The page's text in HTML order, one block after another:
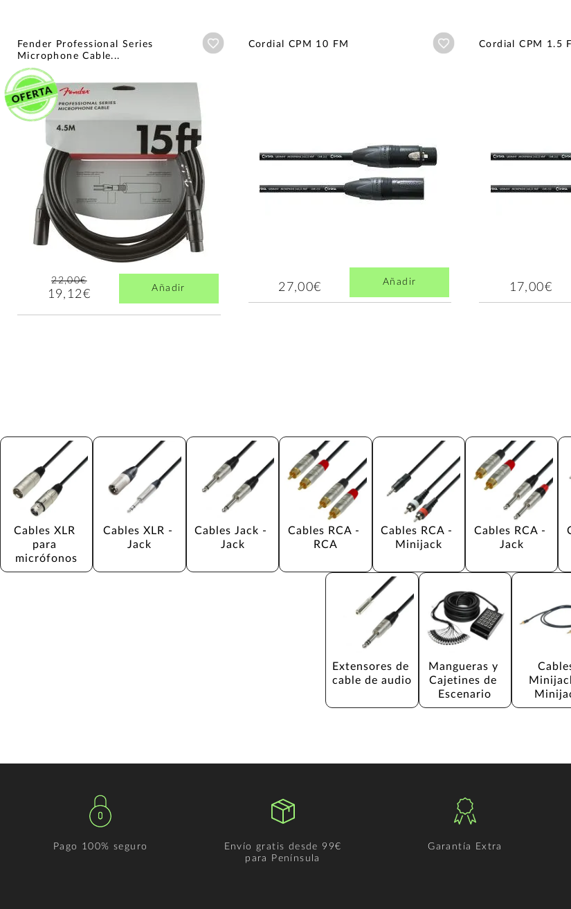
Fender Professional Series
Microphone Cable...
Añadir a wishlist
22,00€
19,12€ Añadir
Cordial CPM 10 FM Añadir a wishlist
27,00€ Añadir
Cordial CPM 1.5
17,00€
Cables XLR
para
micrófonos
Cables XLR -
Jack
Cables Jack -
Jack
Cables RCA -
RCA
Cables RCA -
Minijack
Cables RCA -
Jack
Extensores de
cable de audio
Mangueras y
Cajetines de
Escenario
Pago 100% seguro
Envío gratis desde 99€
para Península
Garantía Extra